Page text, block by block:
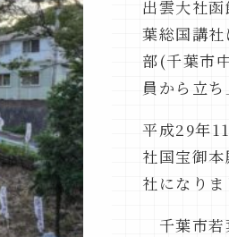
出雲大社
葉総国講
部(千葉市
員から立ち
平成29年
社国宝御
社になりま
千葉市若